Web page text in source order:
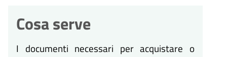
Cosa serve
I documenti necessari per acquistare o